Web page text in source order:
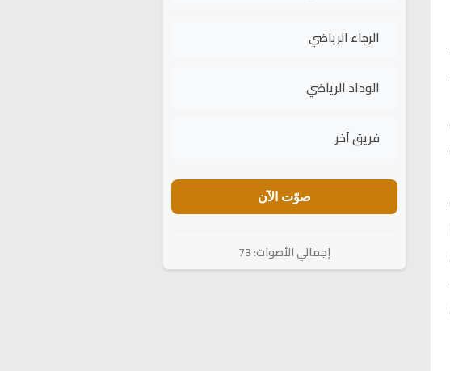
الرجاء الرياضي
الوداد الرياضي
فريق آخر
صوّت الآن
إجمالي الأصوات: 73